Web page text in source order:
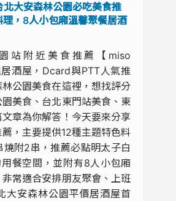
北大安森林公園必吃美食推
，8人小包廂溫馨聚餐居酒
站附近美食推薦【miso
酒屋，Dcard與PTT人氣推
公園美食在這裡，想找評分
美食、台北東門站美食、東
章為你解答！今天要來分享
，主要提供12種主題特色料
附2串，推薦必點明太子白
餐空間，並附有8人小包廂
常適合安排朋友聚會、上班
大安森林公園平價居酒屋首